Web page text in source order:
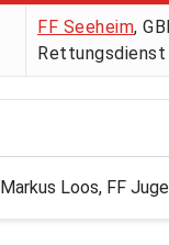
FF Seeheim,
Rettungsdienst
Markus Loos, FF